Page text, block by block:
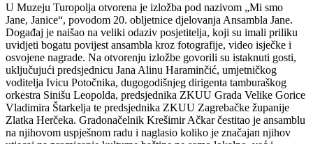
U Muzeju Turopolja otvorena je izložba pod nazivom „Mi smo
Jane, Janice“, povodom 20. obljetnice djelovanja Ansambla Jane.
Događaj je naišao na veliki odaziv posjetitelja, koji su imali priliku
uvidjeti bogatu povijest ansambla kroz fotografije, video isječke i
osvojene nagrade. Na otvorenju izložbe govorili su istaknuti gosti,
uključujući predsjednicu Jana Alinu Haraminčić, umjetničkog
voditelja Ivicu Potočnika, dugogodišnjeg dirigenta tamburaškog
orkestra Sinišu Leopolda, predsjednika ZKUU Grada Velike Gorice
Vladimira Štarkelja te predsjednika ZKUU Zagrebačke županije
Zlatka Herčeka. Gradonačelnik Krešimir Ačkar čestitao je ansamblu
na njihovom uspješnom radu i naglasio koliko je značajan njihov